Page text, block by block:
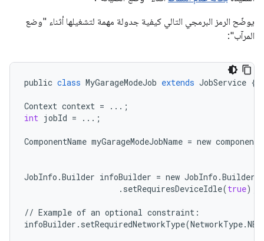
يوضّح الرمز البرمجي التالي كيفية جدولة مهمة لتشغيلها أثناء "وضع
المرآب":
public class MyGarageModeJob extends JobService {
Context context = ... ;
int jobId = ... ;
ComponentName myGarageModeJobName = new
JobInfo .Builder infoBuilder = new JobInfo .Builder
. setRequiresDeviceIdle(true);
// Example of an optional constraint :
infoBuilder . setRequiredNetworkType(NetworkType.